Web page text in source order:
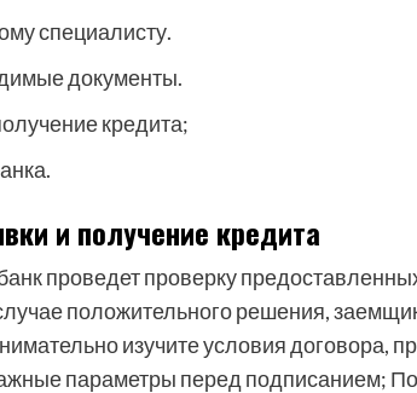
специалисту.
документы.
кредита;
и получение кредита
проведет проверку
положительного решения,
изучите условия договора,
параметры перед подписанием;